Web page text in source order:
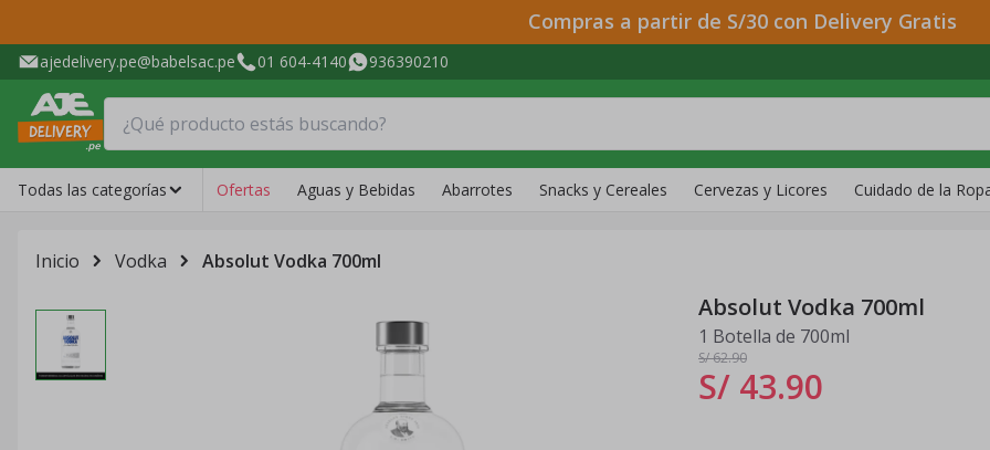
Compras a partir de S/30 con Delivery Gratis
ajedelivery.pe@babelsac.pe 01 604-4140 936390210
Todas las categorías Ofertas Aguas y Bebidas Abarrotes Snacks y Cereales Cervezas y Licores Cuidado de la
Inicio Vodka Absolut Vodka 700ml
Absolut Vodka 700ml
1 Botella de 700ml
S/ 62.90
S/ 43.90